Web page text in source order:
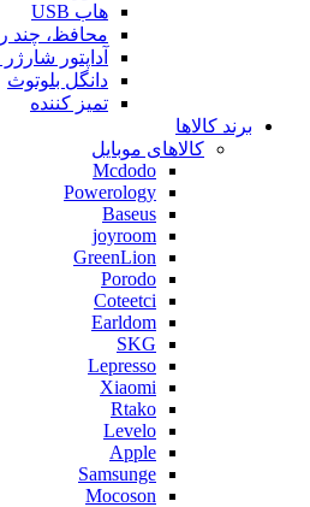
هاب USB
محافظ، چند
آداپتور
دانگل بلوتوث
تمیز کننده
برند کالاها
کالاهای موبایل
Mcdodo
Powerology
Baseus
joyroom
GreenLion
Porodo
Coteetci
Earldom
SKG
Lepresso
Xiaomi
Rtako
Levelo
Apple
Samsunge
Mocoson